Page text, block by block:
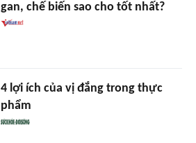
gan, chế biến sao cho tốt nhất?
4 lợi ích của vị đắng trong thực
phẩm